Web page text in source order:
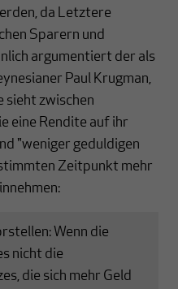
da Letztere
Sparern und
argumentiert der als
Paul Krugman,
sieht zwischen
eine Rendite auf ihr
"weniger geduldigen
Zeitpunkt mehr
Wenn die
nicht die
die sich mehr Geld